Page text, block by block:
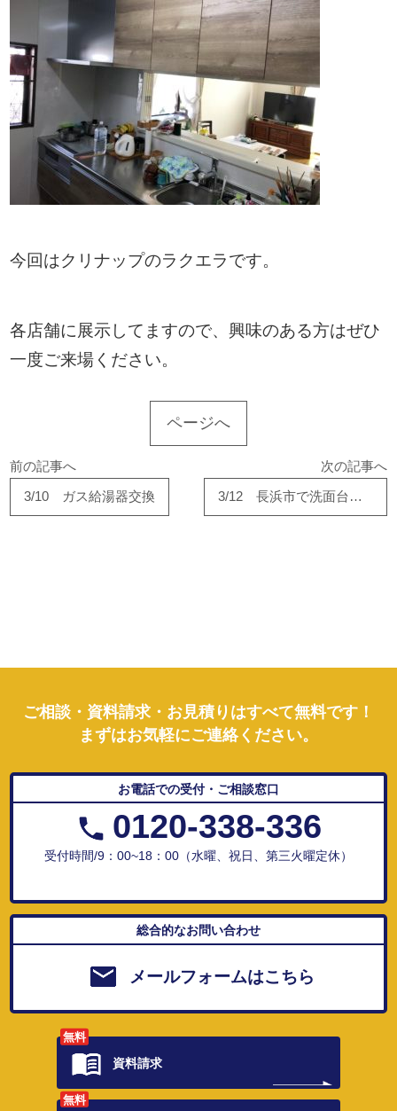
今回はクリナップのラクエラです。
各店舗に展示してますので、興味のある方はぜひ
一度ご来場ください。
ページへ
前の記事へ
3/10 ガス給湯器交換
次の記事へ
3/12 長浜市で洗面台工事完了！！
ご相談・資料請求・お見積りはすべて無料です！
まずはお気軽にご連絡ください。
お電話での受付・ご相談窓口
0120-338-336
受付時間/9：00~18：00（水曜、祝日、第三火曜定休）
総合的なお問い合わせ
メールフォームはこちら
無料
資料請求
無料